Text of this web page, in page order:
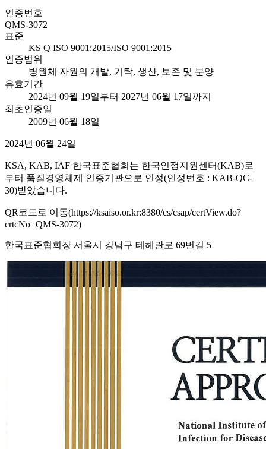
인증번호
QMS-3072
표준
KS Q ISO 9001:2015/ISO 9001:2015
인증범위
병원체 자원의 개발, 기탁, 생산, 보존 및 분양
유효기간
2024년 09월 19일부터 2027년 06월 17일까지
최초인증일
2009년 06월 18일
2024년 06월 24일
KSA, KAB, IAF 한국표준협회는 한국인정지원센터(KAB)로
부터 품질경영체제 인증기관으로 인정(인정번호 : KAB-QC-
30)받았습니다.
QR코드로 이동(https://ksaiso.or.kr:8380/cs/csap/certView.do?
crtcNo=QMS-3072)
한국표준협회장 서울시 강남구 테헤란로 69번길 5